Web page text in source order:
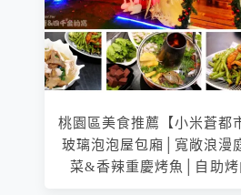
桃園區美食推薦【小米蒼都
玻璃泡泡屋包廂│寬敞浪漫
菜&香辣重慶烤魚│自助